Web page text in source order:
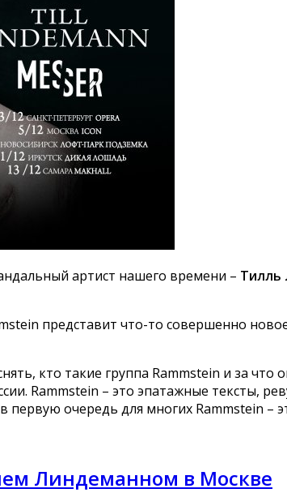
артист нашего времени –
представит что-то совершенно
кто такие группа Rammstein и за что
Rammstein – это эпатажные тексты,
первую очередь для многих Rammstein
Линдеманном в Москве